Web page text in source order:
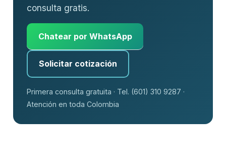
consulta gratis.
Chatear por WhatsApp
Solicitar cotización
Primera consulta gratuita · Tel. (601) 310 9287 ·
Atención en toda Colombia